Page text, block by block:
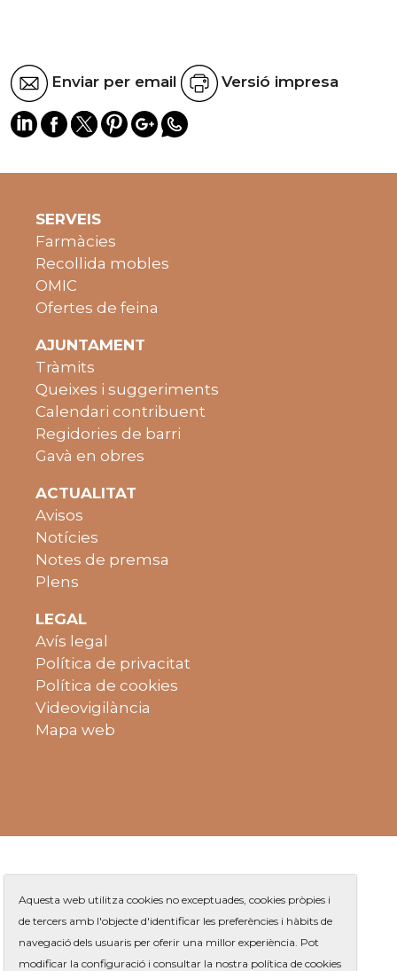
Enviar per email Versió impresa
SERVEIS
Farmàcies
Recollida mobles
OMIC
Ofertes de feina
AJUNTAMENT
Tràmits
Queixes i suggeriments
Calendari contribuent
Regidories de barri
Gavà en obres
ACTUALITAT
Avisos
Notícies
Notes de premsa
Plens
LEGAL
Avís legal
Política de privacitat
Política de cookies
Videovigilància
Mapa web
Plaça de Jaume Balmes s/n
Aquesta web utilitza cookies no exceptuades, cookies pròpies i
de tercers amb l'objecte d'identificar les preferències i hàbits de
navegació dels usuaris per oferir una millor experiència. Pot
modificar la configuració i consultar la nostra política de cookies